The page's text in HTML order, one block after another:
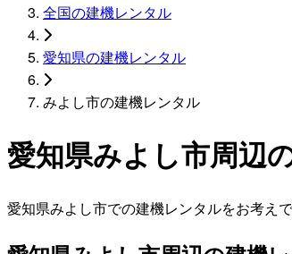
全国の建機レンタル
愛知県の建機レンタル
みよし市の建機レンタル
愛知県みよし市周辺
愛知県みよし市での建機レンタルをお考え